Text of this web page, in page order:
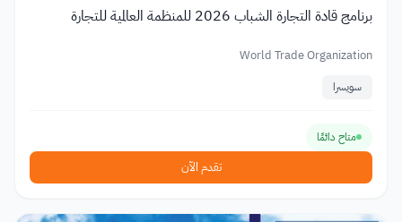
برنامج قادة التجارة الشباب 2026 للمنظمة العالمية للتجارة
World Trade Organization
سويسرا
متاح دائمًا
تقدم الآن